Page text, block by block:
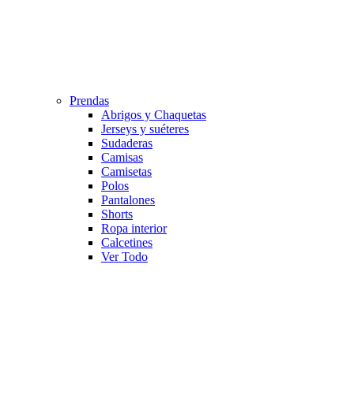
Prendas
Abrigos y Chaquetas
Jerseys y suéteres
Sudaderas
Camisas
Camisetas
Polos
Pantalones
Shorts
Ropa interior
Calcetines
Ver Todo